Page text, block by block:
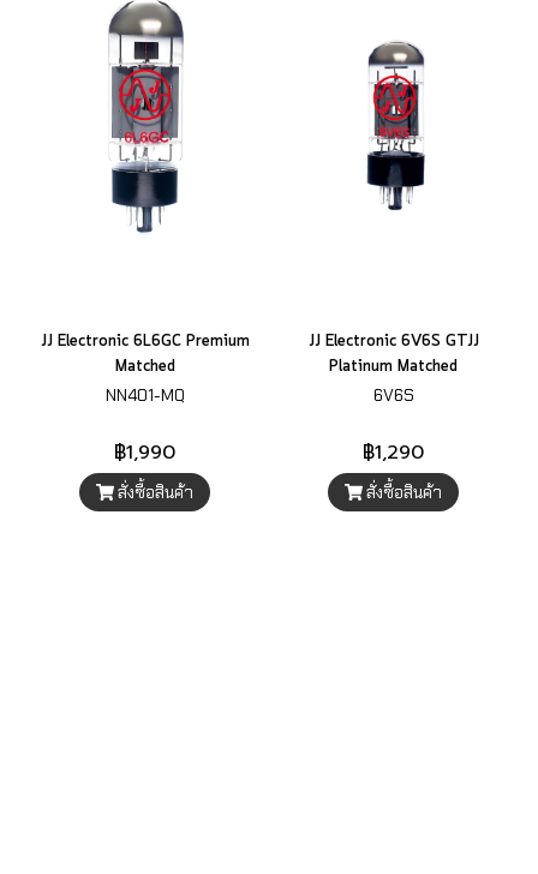
JJ Electronic 6L6GC Premium
Matched
NN401-MQ
฿1,990
สั่งซื้อสินค้า
JJ Electronic 6V6S GTJJ
Platinum Matched
6V6S
฿1,290
สั่งซื้อสินค้า